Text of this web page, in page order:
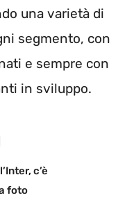
una varietà di
segmento, con
e sempre con
in sviluppo.
c’è
foto